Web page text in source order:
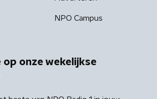
NPO Campus
op onze wekelijkse